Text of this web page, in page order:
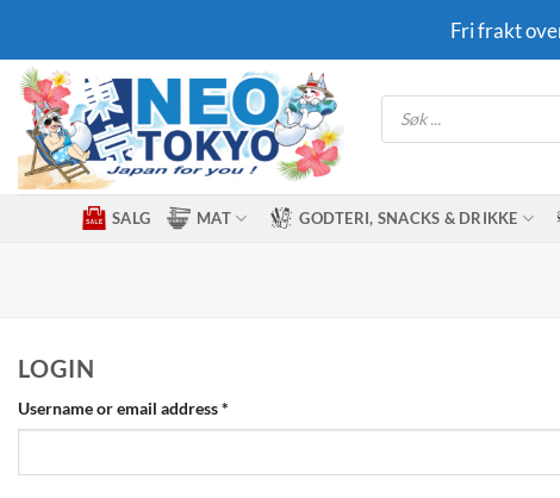
content
Fri frakt
Products
search
SALG MAT GODTERI, SNACKS & DRIKKE
LOGIN
Username or email address*